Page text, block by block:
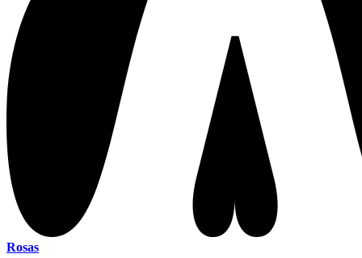
Rosas